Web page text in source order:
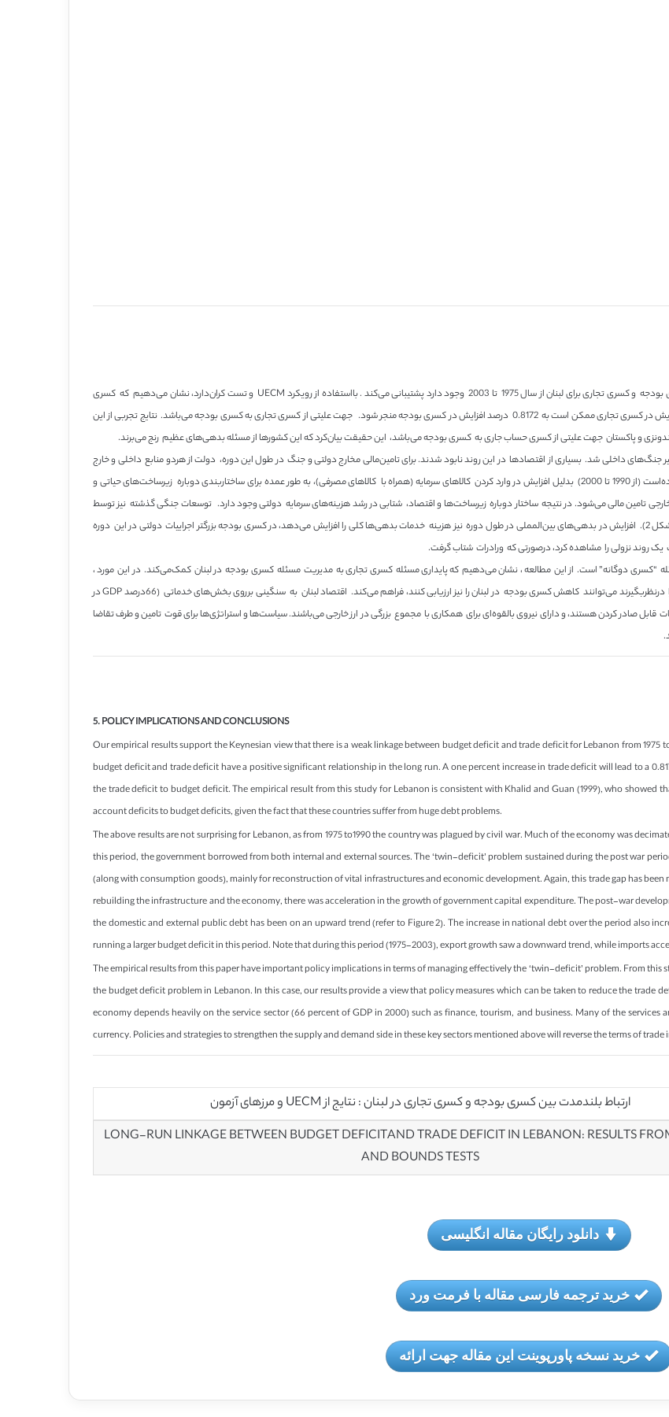
نتایج تجربی ما از دیدگاه Keynesian که بیان می‌کند یک ارتباط ضعیف بین کسری بودجه و کسری تجاری برای لبنان از سال 1975 تا 2003 وجود دارد پشتیبانی می‌کند . بااستفاده از رویکرد UECM و تست کران‌دارد، نشان می‌دهیم که کسری
بودجه و کسری تجاری دارای روابط مهم مثبتی در بلند مدت هستند. یک درصد افزایش در کسری تجاری ممکن است به 0.8172 درصد افزایش در کسری بودجه منجر شود. جهت علیتی از کسری تجاری به کسری بودجه می‌باشد. نتایج تجربی از این
لبنان تعجب‌اور نیست، همانطور که از سال 1975 تا 1990 کشور درگیر جنگ‌های داخلی شد. بسیاری از اقتصادها در این روند نابود شدند. برای تامین‌مالی مخارج دولتی و جنگ در طول این دوره، دولت از هردو منابع داخلی و خارج
قرض و وام گرفته‌است. مسئله “کسری دوگانه” که در دوره جنگ قبلی پایدار بوده‌است (از 1990 تا 2000) بدلیل افزایش در وارد کردن کالاهای سرمایه (همراه با کالاهای مصرفی)، به طور عمده برای ساختاربندی دوباره زیرساخت‌های حیاتی و
تامین مالی می‌شود. در نتیجه ساختار دوباره زیرساخت‌ها و اقتصاد، شتابی در رشد هزینه‌های سرمایه دولتی وجود دارد. توسعات جنگی گذشته نیز توسط
بدهی‌های عمومی خارجی که در یک روند روبه بالا هستند، تامین مالی می‌شود (شکل 2). افزایش در بدهی‌های بین‌المملی در طول دوره نیز هزینه خدمات بدهی‌ها کلی را افزایش می‌دهد، در کسری بودجه بزرگتر اجراییات دولتی در این دوره
“کسری دوگانه” است. از این مطالعه ، نشان می‌دهیم که پایداری مسئله کسری تجاری به مدیریت مسئله کسری بودجه در لبنان کمک‌می‌کند. در این مورد ،
نتایج ما یک دید از اینکه که معیارهای سیاسی که می‌توانند کاهش کسری تجاری را درنظربگیرند می‌توانند کاهش کسری بودجه در لبنان را نیز ارزیابی کنند، فراهم می‌کند. اقتصاد لبنان به سنگینی برروی بخش‌های خدماتی (66درصد GDP در
قابل صادر کردن هستند، و دارای نیروی بالقوه‌ای برای همکاری با مجموع بزرگی در ارز خارجی می‌باشند. سیاست‌ها و استراتژی‌ها برای قوت تامین و طرف تقاضا
5. POLICY IMPLICATIONS AND CONCLUSIONS
Our empirical results support the Keynesian view that there is a weak linkage between budget deficit and trade deficit for Lebanon from
budget deficit and trade deficit have a positive significant relationship in the long run. A one percent increase in trade deficit will lead to a
the trade deficit to budget deficit. The empirical result from this study for Lebanon is consistent with Khalid and Guan (1999), who showed
account deficits to budget deficits, given the fact that these countries suffer from huge debt problems.
The above results are not surprising for Lebanon, as from 1975 to1990 the country was plagued by civil war. Much of the economy was
this period, the government borrowed from both internal and external sources. The ‘twin-deficit’ problem sustained during the post war
(along with consumption goods), mainly for reconstruction of vital infrastructures and economic development. Again, this trade gap has
rebuilding the infrastructure and the economy, there was acceleration in the growth of government capital expenditure. The post-war
the domestic and external public debt has been on an upward trend (refer to Figure 2). The increase in national debt over the period also
running a larger budget deficit in this period. Note that during this period (1975-2003), export growth saw a downward trend, while imports
The empirical results from this paper have important policy implications in terms of managing effectively the ‘twin-deficit’ problem. From
the budget deficit problem in Lebanon. In this case, our results provide a view that policy measures which can be taken to reduce the trade
economy depends heavily on the service sector (66 percent of GDP in 2000) such as finance, tourism, and business. Many of the
currency. Policies and strategies to strengthen the supply and demand side in these key sectors mentioned above will reverse the terms of
ارتباط بلندمدت بین کسری بودجه و کسری تجاری در لبنان : نتایج از UECM و مرزهای آزمون
LONG-RUN LINKAGE BETWEEN BUDGET DEFICITAND TRADE DEFICIT IN LEBANON: RESULTS
AND BOUNDS TESTS
دانلود رایگان مقاله انگلیسی
خرید ترجمه فارسی مقاله با فرمت ورد
خرید نسخه پاورپوینت این مقاله جهت ارائه